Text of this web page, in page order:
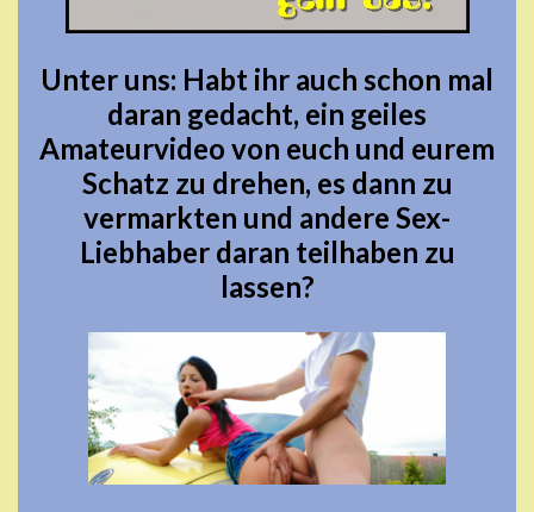
Unter uns: Habt ihr auch schon mal
daran gedacht, ein geiles
Amateurvideo von euch und eurem
Schatz zu drehen, es dann zu
vermarkten und andere Sex-
Liebhaber daran teilhaben zu
lassen?